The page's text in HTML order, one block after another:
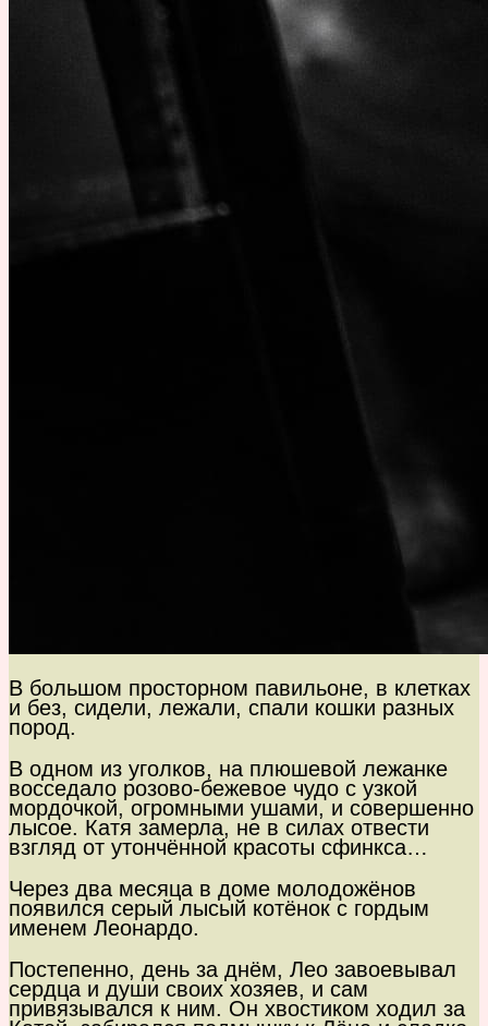
В большом просторном павильоне, в клетках
и без, сидели, лежали, спали кошки разных
пород.
В одном из уголков, на плюшевой лежанке
восседало розово-бежевое чудо с узкой
мордочкой, огромными ушами, и совершенно
лысое. Катя замерла, не в силах отвести
взгляд от утончённой красоты сфинкса…
Через два месяца в доме молодожёнов
появился серый лысый котёнок с гордым
именем Леонардо.
Постепенно, день за днём, Лео завоевывал
сердца и души своих хозяев, и сам
привязывался к ним. Он хвостиком ходил за